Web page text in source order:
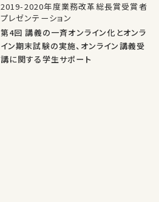
2019-2020年度業務改革総長賞受賞者
プレゼンテーション
第4回 講義の一斉オンライン化とオンラ
イン期末試験の実施、オンライン講義受
講に関する学生サポート